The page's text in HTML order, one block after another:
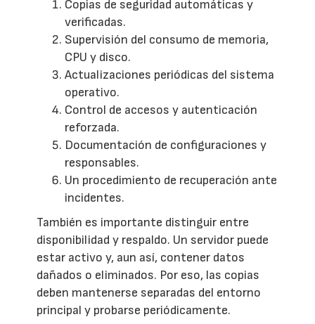
Copias de seguridad automáticas y
verificadas.
Supervisión del consumo de memoria,
CPU y disco.
Actualizaciones periódicas del sistema
operativo.
Control de accesos y autenticación
reforzada.
Documentación de configuraciones y
responsables.
Un procedimiento de recuperación ante
incidentes.
También es importante distinguir entre
disponibilidad y respaldo. Un servidor puede
estar activo y, aun así, contener datos
dañados o eliminados. Por eso, las copias
deben mantenerse separadas del entorno
principal y probarse periódicamente.